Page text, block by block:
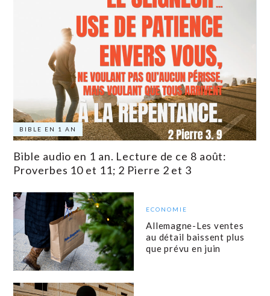
BIBLE EN 1 AN
Bible audio en 1 an. Lecture de ce 8 août:
Proverbes 10 et 11; 2 Pierre 2 et 3
ECONOMIE
Allemagne-Les ventes
au détail baissent plus
que prévu en juin